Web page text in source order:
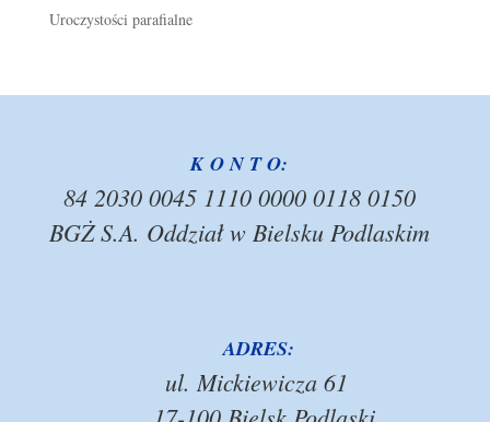
Uroczystości parafialne
K O N T O:
84 2030 0045 1110 0000 0118 0150
BGŻ S.A. Oddział w Bielsku Podlaskim
ADRES:
ul. Mickiewicza 61